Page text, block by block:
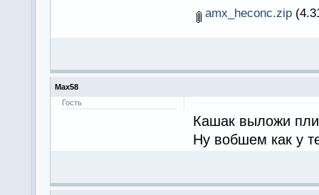
amx_heconc.zip
Max58
Гость
Кашак выложи
Ну вобшем как у